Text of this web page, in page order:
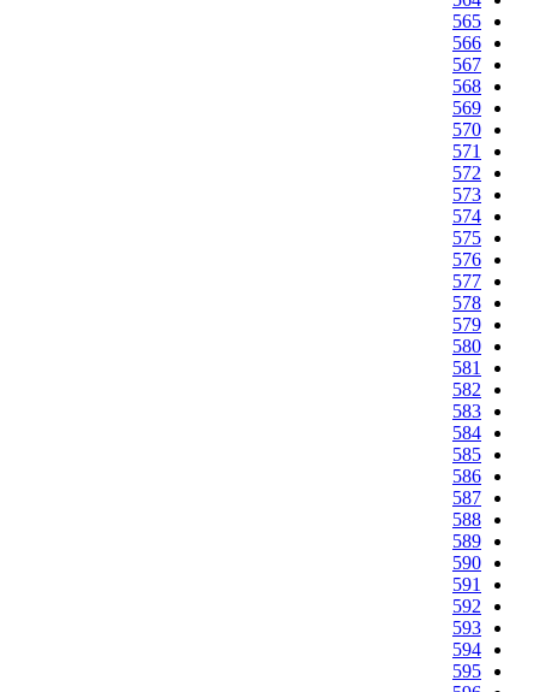
565
566
567
568
569
570
571
572
573
574
575
576
577
578
579
580
581
582
583
584
585
586
587
588
589
590
591
592
593
594
595